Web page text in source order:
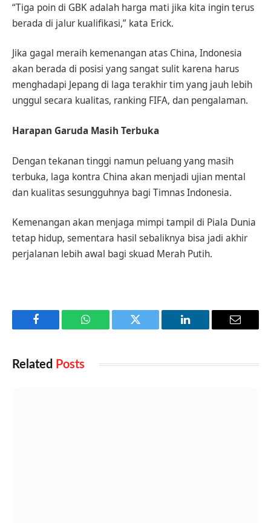
“Tiga poin di GBK adalah harga mati jika kita ingin terus
berada di jalur kualifikasi,” kata Erick.
Jika gagal meraih kemenangan atas China, Indonesia
akan berada di posisi yang sangat sulit karena harus
menghadapi Jepang di laga terakhir tim yang jauh lebih
unggul secara kualitas, ranking FIFA, dan pengalaman.
Harapan Garuda Masih Terbuka
Dengan tekanan tinggi namun peluang yang masih
terbuka, laga kontra China akan menjadi ujian mental
dan kualitas sesungguhnya bagi Timnas Indonesia.
Kemenangan akan menjaga mimpi tampil di Piala Dunia
tetap hidup, sementara hasil sebaliknya bisa jadi akhir
perjalanan lebih awal bagi skuad Merah Putih.
Facebook WhatsApp Twitter LinkedIn Email
Related Posts